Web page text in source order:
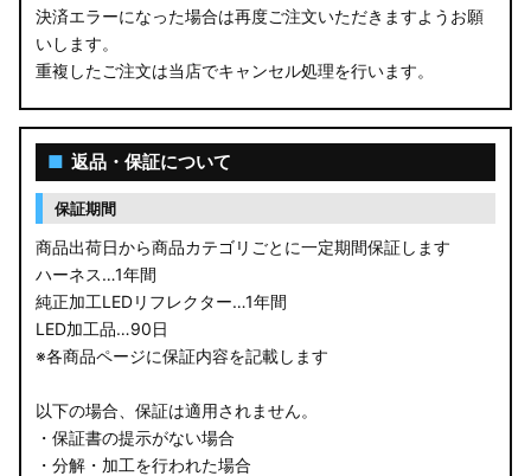
決済エラーになった場合は再度ご注文いただきますようお願
いします。
重複したご注文は当店でキャンセル処理を行います。
■ 返品・保証について
保証期間
商品出荷日から商品カテゴリごとに一定期間保証します
ハーネス…1年間
純正加工LEDリフレクター…1年間
LED加工品…90日
※各商品ページに保証内容を記載します
以下の場合、保証は適用されません。
・保証書の提示がない場合
・分解・加工を行われた場合